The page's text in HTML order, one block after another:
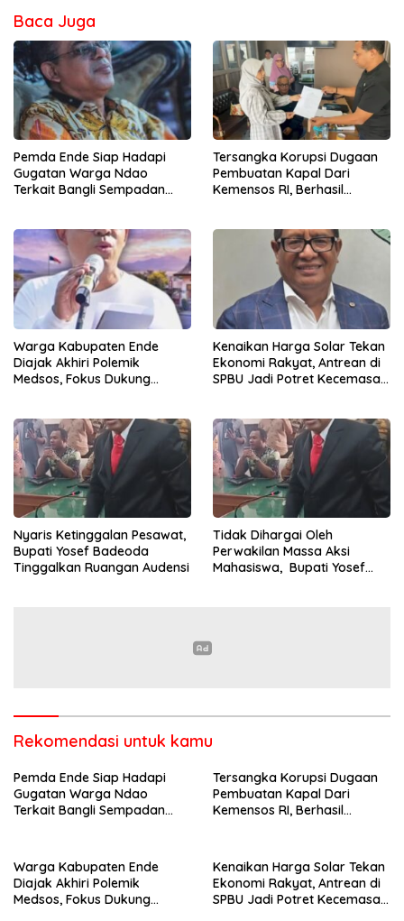
Baca Juga
Pemda Ende Siap Hadapi
Gugatan Warga Ndao
Terkait Bangli Sempadan
Tersangka Korupsi Dugaan
Pembuatan Kapal Dari
Kemensos RI, Berhasil
Warga Kabupaten Ende
Diajak Akhiri Polemik
Medsos, Fokus Dukung
Kenaikan Harga Solar Tekan
Ekonomi Rakyat, Antrean di
SPBU Jadi Potret Kecemasan
Nyaris Ketinggalan Pesawat,
Bupati Yosef Badeoda
Tinggalkan Ruangan Audensi
Tidak Dihargai Oleh
Perwakilan Massa Aksi
Mahasiswa, Bupati Yosef
Rekomendasi untuk kamu
Pemda Ende Siap Hadapi
Gugatan Warga Ndao
Terkait Bangli Sempadan
Tersangka Korupsi Dugaan
Pembuatan Kapal Dari
Kemensos RI, Berhasil
Warga Kabupaten Ende
Diajak Akhiri Polemik
Medsos, Fokus Dukung
Kenaikan Harga Solar Tekan
Ekonomi Rakyat, Antrean di
SPBU Jadi Potret Kecemasan